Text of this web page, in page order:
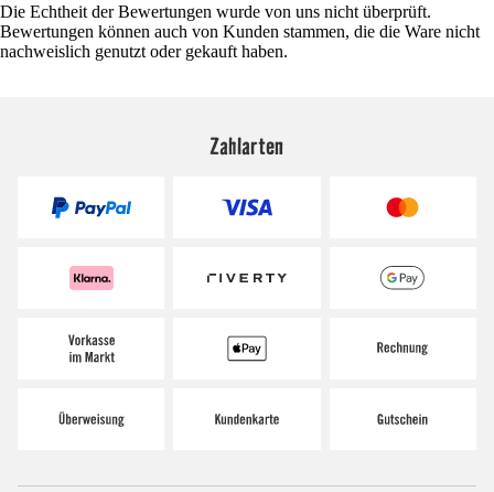
Die Echtheit der Bewertungen wurde von uns nicht überprüft.
Bewertungen können auch von Kunden stammen, die die Ware nicht
nachweislich genutzt oder gekauft haben.
Zahlarten